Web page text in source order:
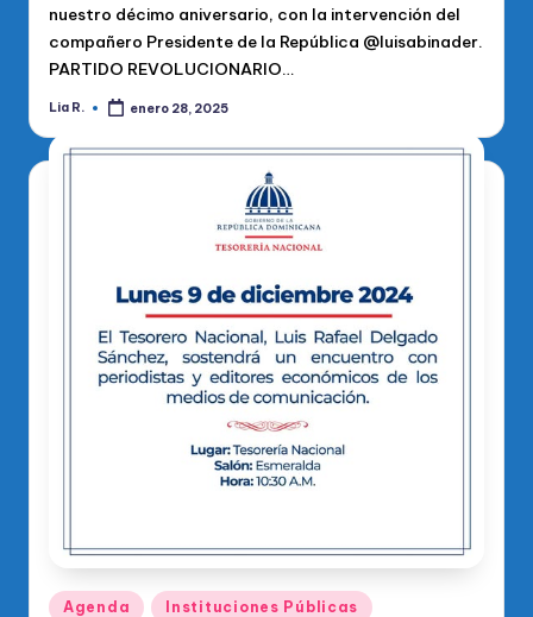
nuestro décimo aniversario, con la intervención del
compañero Presidente de la República @luisabinader.
PARTIDO REVOLUCIONARIO…
Publicado
Lia R. enero 28, 2025
Publicado
Agenda Instituciones Públicas